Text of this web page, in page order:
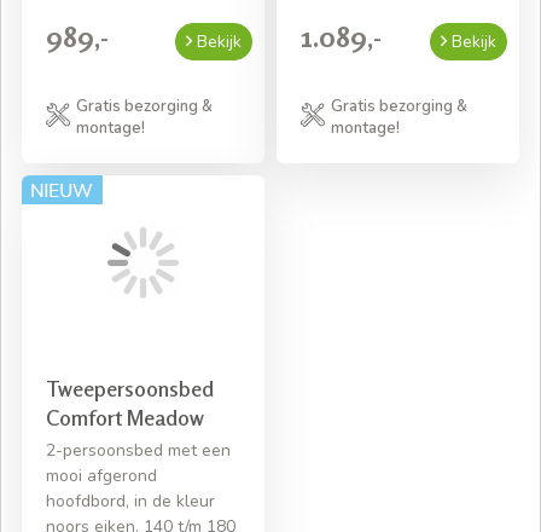
989,- Bekijk
Gratis bezorging &
montage!
1.089,- Bekijk
Gratis bezorging &
montage!
Tweepersoonsbed
Comfort Meadow
2-persoonsbed met een
mooi afgerond
hoofdbord, in de kleur
noors eiken. 140 t/m 180